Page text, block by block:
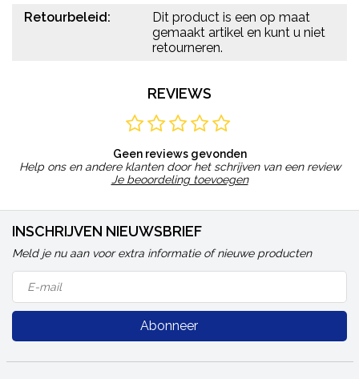
Retourbeleid:
Dit product is een op maat
gemaakt artikel en kunt u niet
retourneren.
REVIEWS
Geen reviews gevonden
Help ons en andere klanten door het schrijven van een review
Je beoordeling toevoegen
INSCHRIJVEN NIEUWSBRIEF
Meld je nu aan voor extra informatie of nieuwe producten
Abonneer